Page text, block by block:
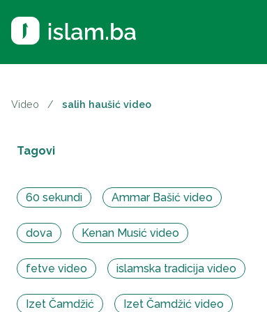
Video / salih haušić video
Tagovi
60 sekundi Ammar Bašić video
dova Kenan Musić video
fetve video islamska tradicija video
Izet Čamdžić Izet Čamdžić video